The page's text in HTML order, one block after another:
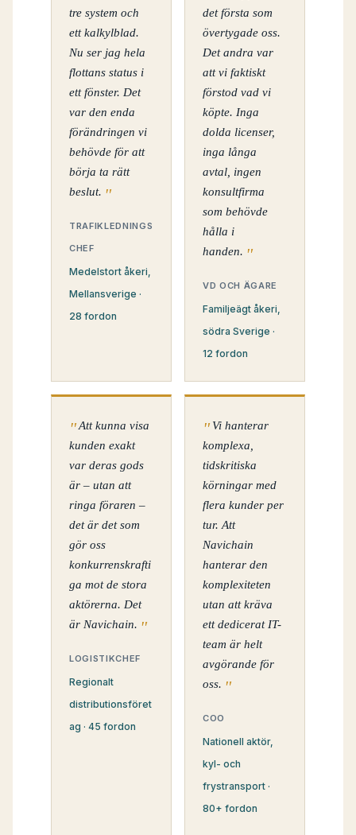
tre system och
ett kalkylblad.
Nu ser jag hela
flottans status i
ett fönster. Det
var den enda
förändringen vi
behövde för att
börja ta rätt
beslut.
TRAFIKLEDNINGS
CHEF
Medelstort åkeri,
Mellansverige ·
28 fordon
det första som
övertygade oss.
Det andra var
att vi faktiskt
förstod vad vi
köpte. Inga
dolda licenser,
inga långa
avtal, ingen
konsultfirma
som behövde
hålla i
handen.
VD OCH ÄGARE
Familjeägt åkeri,
södra Sverige ·
12 fordon
Att kunna visa
kunden exakt
var deras gods
är – utan att
ringa föraren –
det är det som
gör oss
konkurrenskrafti
ga mot de stora
aktörerna. Det
är Navichain.
LOGISTIKCHEF
Regionalt
distributionsföret
ag · 45 fordon
Vi hanterar
komplexa,
tidskritiska
körningar med
flera kunder per
tur. Att
Navichain
hanterar den
komplexiteten
utan att kräva
ett dedicerat IT-
team är helt
avgörande för
oss.
COO
Nationell aktör,
kyl- och
frystransport ·
80+ fordon